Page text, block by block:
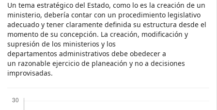
Un tema estratégico del Estado, como lo es la creación de un
ministerio, debería contar con un procedimiento legislativo
adecuado y tener claramente definida su estructura desde el
momento de su concepción. La creación, modificación y
supresión de los ministerios y los
departamentos administrativos debe obedecer a
un razonable ejercicio de planeación y no a decisiones
improvisadas.